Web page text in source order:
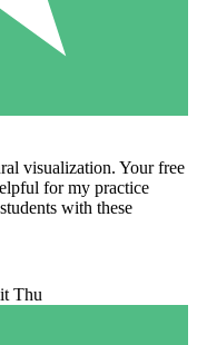
visualization. Your free
for my practice
with these
Thu